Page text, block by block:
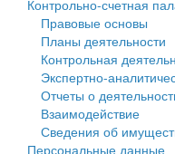
Собрание депутатов
Городское поселение
Сельские поселения
Контрольно-счетная
Правовые основы
Планы деятельности
Контрольная
Экспертно-
Отчеты о
Взаимодействие
Сведения об
Персональные данные